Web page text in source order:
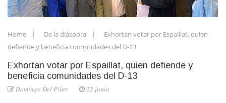
Home De la diáspora
Exhortan votar por Espaillat, quien
defiende y beneficia comunidades del D-13
Exhortan votar por Espaillat, quien defiende y
beneficia comunidades del D-13
Domingo Del Pilar 22 junio